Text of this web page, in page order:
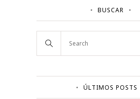
BUSCAR
ÚLTIMOS POSTS